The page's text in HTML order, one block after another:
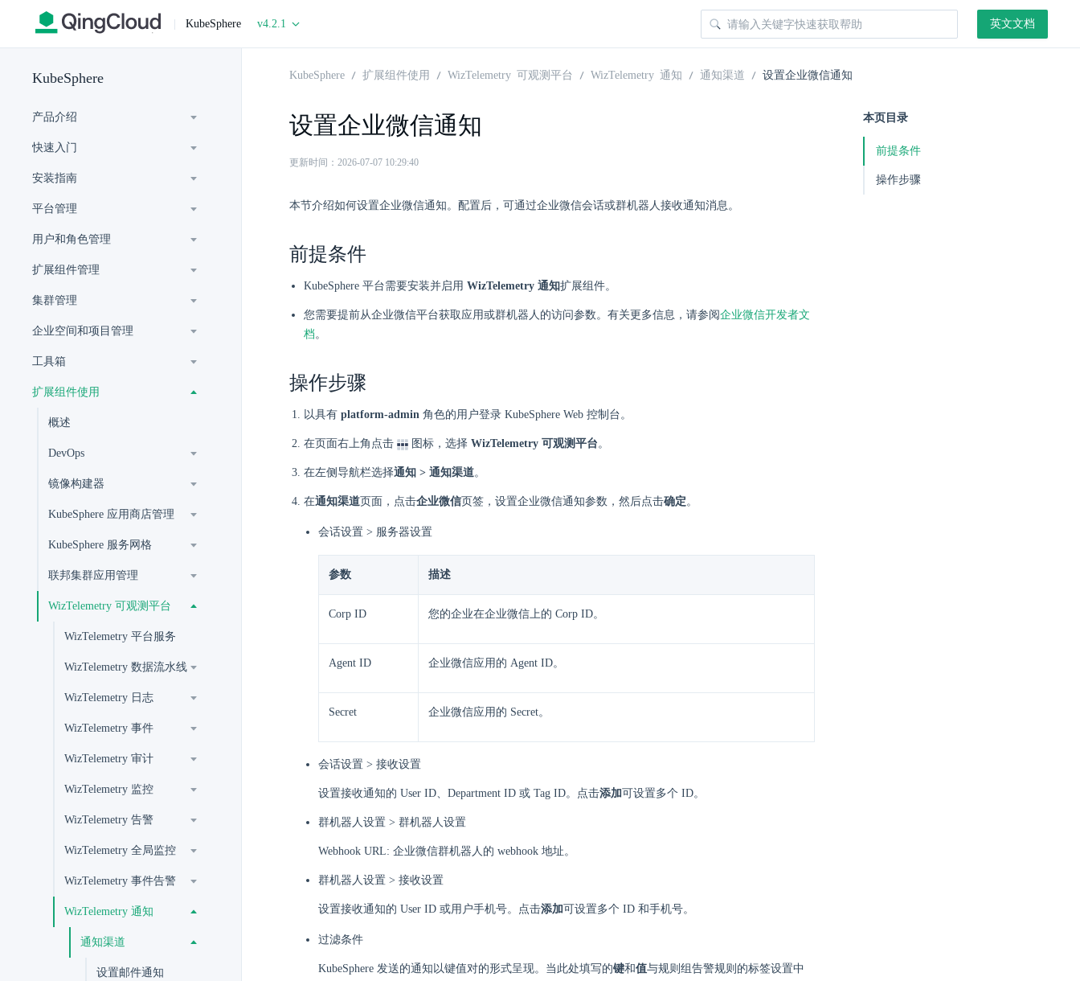
| KubeSphere v4.2.1 英文文档
KubeSphere
产品介绍
快速入门
安装指南
平台管理
用户和角色管理
扩展组件管理
集群管理
企业空间和项目管理
工具箱
扩展组件使用
概述
DevOps
镜像构建器
KubeSphere 应用商店管理
KubeSphere 服务网格
联邦集群应用管理
WizTelemetry 可观测平台
WizTelemetry 平台服务
WizTelemetry 数据流水线
WizTelemetry 日志
WizTelemetry 事件
WizTelemetry 审计
WizTelemetry 监控
WizTelemetry 告警
WizTelemetry 全局监控
WizTelemetry 事件告警
WizTelemetry 通知
通知渠道
设置邮件通知
KubeSphere 扩展组件使用 WizTelemetry 可观测平台 WizTelemetry 通知 通知渠道 设置企业微信通知
设置企业微信通知
更新时间：2026-07-07 10:29:40
本节介绍如何设置企业微信通知。配置后，可通过企业微信会话或群机器人接收通知消息。
前提条件
KubeSphere 平台需要安装并启用 WizTelemetry 通知扩展组件。
您需要提前从企业微信平台获取应用或群机器人的访问参数。有关更多信息，请参阅企业微信开发者文
档。
操作步骤
以具有 platform-admin 角色的用户登录 KubeSphere Web 控制台。
在页面右上角点击 图标，选择 WizTelemetry 可观测平台。
在左侧导航栏选择通知 > 通知渠道。
在通知渠道页面，点击企业微信页签，设置企业微信通知参数，然后点击确定。
会话设置 > 服务器设置
参数 描述
Corp ID 您的企业在企业微信上的 Corp ID。
Agent ID 企业微信应用的 Agent ID。
Secret 企业微信应用的 Secret。
会话设置 > 接收设置
设置接收通知的 User ID、Department ID 或 Tag ID。点击添加可设置多个 ID。
群机器人设置 > 群机器人设置
Webhook URL: 企业微信群机器人的 webhook 地址。
群机器人设置 > 接收设置
设置接收通知的 User ID 或用户手机号。点击添加可设置多个 ID 和手机号。
过滤条件
KubeSphere 发送的通知以键值对的形式呈现。当此处填写的键和值与规则组告警规则的标签设置中
本页目录
前提条件
操作步骤